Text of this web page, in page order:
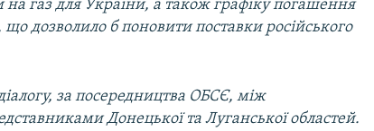
газ для України, а також графіку погашення
що дозволило б поновити поставки російського
за посередництва ОБСЄ, між
Донецької та Луганської областей.